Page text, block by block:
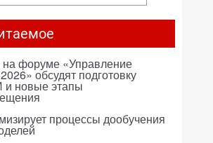
на форуме «Управление
обсудят подготовку
и новые этапы
процессы дообучения